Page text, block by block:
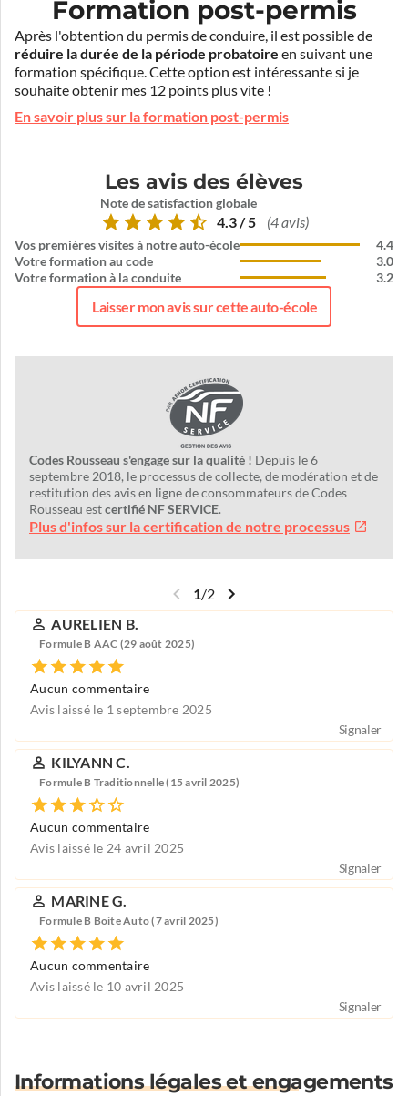
Formation post-permis
Après l'obtention du permis de conduire, il est possible de
réduire la durée de la période probatoire en suivant une
formation spécifique. Cette option est intéressante si je
souhaite obtenir mes 12 points plus vite !
En savoir plus sur la formation post-permis
Les avis des élèves
Note de satisfaction globale
4.3 / 5 (4 avis)
Vos premières visites à notre auto-école
Votre formation au code
Votre formation à la conduite
4.4
3.0
3.2
Laisser mon avis sur cette auto-école
Codes Rousseau s'engage sur la qualité ! Depuis le 6
septembre 2018, le processus de collecte, de modération et de
restitution des avis en ligne de consommateurs de Codes
Rousseau estcertifié NF SERVICE.
Plus d'infos sur la certification de notre processus
1/2
AURELIEN B.
Formule B AAC (29 août 2025)
Aucun commentaire
Avis laissé le 1 septembre 2025
Signaler
KILYANN C.
Formule B Traditionnelle (15 avril 2025)
Aucun commentaire
Avis laissé le 24 avril 2025
Signaler
MARINE G.
Formule B Boite Auto (7 avril 2025)
Aucun commentaire
Avis laissé le 10 avril 2025
Signaler
Informations légales et engagements